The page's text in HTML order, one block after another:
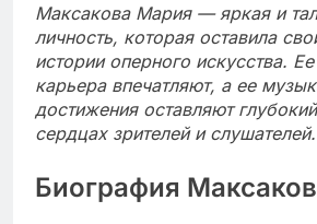
Максакова Мария — яркая и
личность, которая оставила
истории оперного искусства.
карьера впечатляют, а ее
достижения оставляют
сердцах зрителей и слушателей.
Биография